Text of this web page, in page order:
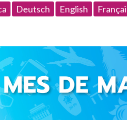
Deutsch English